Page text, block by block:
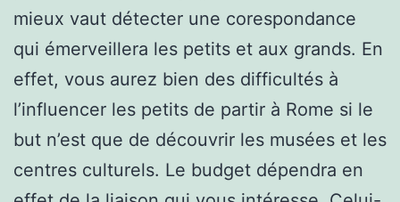
mieux vaut détecter une corespondance
qui émerveillera les petits et aux grands. En
effet, vous aurez bien des difficultés à
l’influencer les petits de partir à Rome si le
but n’est que de découvrir les musées et les
centres culturels. Le budget dépendra en